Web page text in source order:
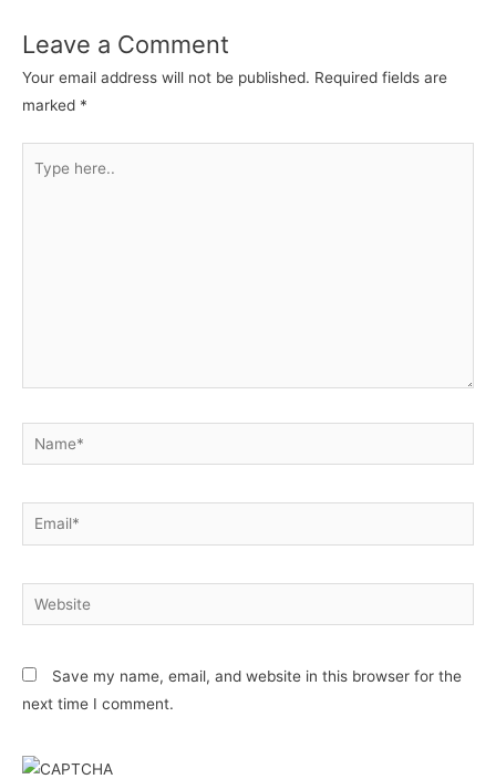
Leave a Comment
Your email address will not be published. Required fields are
marked *
here..
Name*
Email*
Website
Save my name, email, and website in this browser for the
next time I comment.